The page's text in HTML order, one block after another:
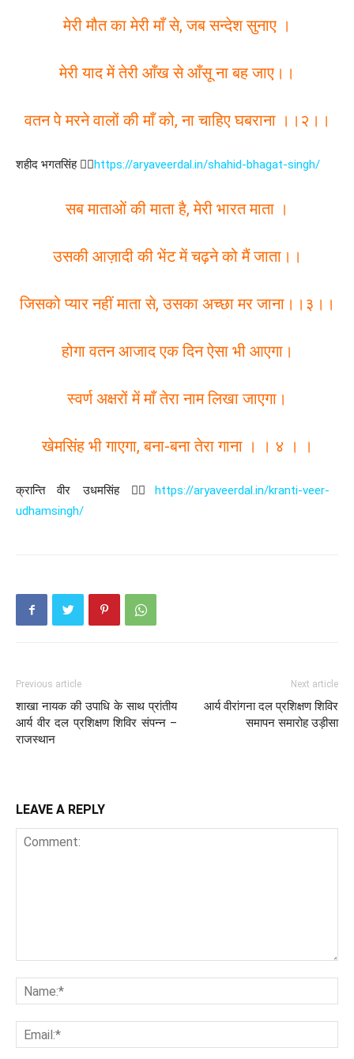
मेरी मौत का मेरी माँ से, जब सन्देश सुनाए ।
मेरी याद में तेरी आँख से आँसू ना बह जाए।।
वतन पे मरने वालों की माँ को, ना चाहिए घबराना ।।२।।
शहीद भगतसिंह 👉🏻 https://aryaveerdal.in/shahid-bhagat-singh/
सब माताओं की माता है, मेरी भारत माता ।
उसकी आज़ादी की भेंट में चढ़ने को मैं जाता।।
जिसको प्यार नहीं माता से, उसका अच्छा मर जाना।।३।।
होगा वतन आजाद एक दिन ऐसा भी आएगा।
स्वर्ण अक्षरों में माँ तेरा नाम लिखा जाएगा।
खेमसिंह भी गाएगा, बना-बना तेरा गाना । । ४ । ।
क्रान्ति वीर उधमसिंह 👉🏻
https://aryaveerdal.in/kranti-veer-
udhamsingh/
Previous article
शाखा नायक की उपाधि के साथ प्रांतीय
आर्य वीर दल प्रशिक्षण शिविर संपन्न –
राजस्थान
Next article
आर्य वीरांगना दल प्रशिक्षण शिविर
समापन समारोह उड़ीसा
LEAVE A REPLY